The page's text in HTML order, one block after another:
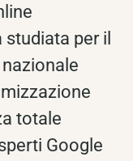
per il
totale
Google